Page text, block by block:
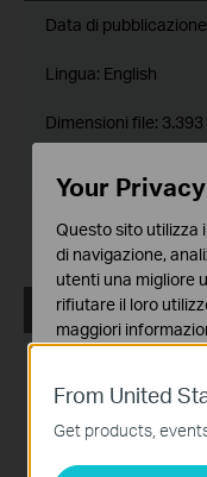
Data di
Lingua: English
Dimensioni file: 3.393
Notes:
For TD-8817 V6
EasySetupAssistant
Lingua:English
From United
Get products,
Your
Questo sito utilizza
di navigazione,
utenti una migliore
rifiutare il loro
maggiori
Questi cookies
funzionamento del
nel tuo sistema.